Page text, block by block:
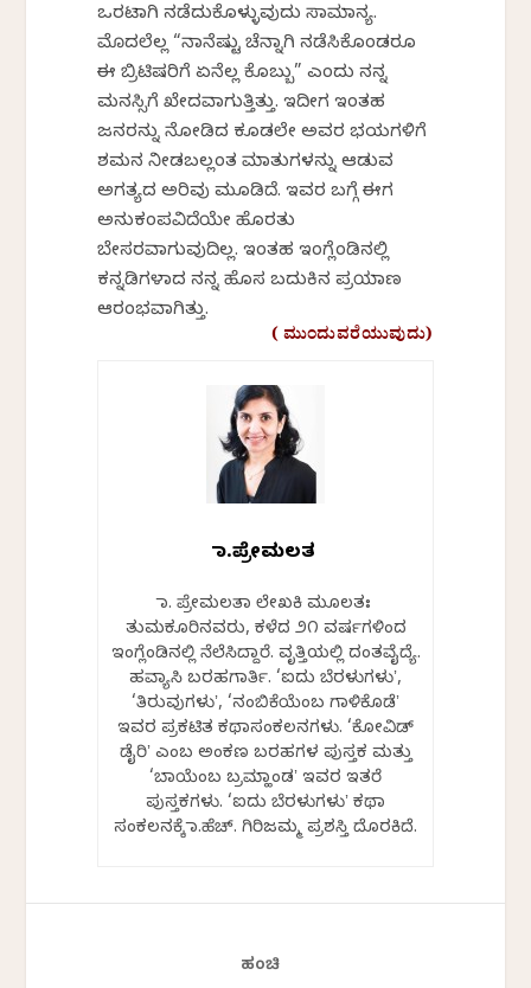
ಒರಟಾಗಿ ನಡೆದುಕೊಳ್ಳುವುದು ಸಾಮಾನ್ಯ.
ಮೊದಲೆಲ್ಲ “ನಾನೆಷ್ಟು ಚೆನ್ನಾಗಿ ನಡೆಸಿಕೊಂಡರೂ
ಈ ಬ್ರಿಟಿಷರಿಗೆ ಏನೆಲ್ಲ ಕೊಬ್ಬು” ಎಂದು ನನ್ನ
ಮನಸ್ಸಿಗೆ ಖೇದವಾಗುತ್ತಿತ್ತು. ಇದೀಗ ಇಂತಹ
ಜನರನ್ನು ನೋಡಿದ ಕೂಡಲೇ ಅವರ ಭಯಗಳಿಗೆ
ಶಮನ ನೀಡಬಲ್ಲಂತ ಮಾತುಗಳನ್ನು ಆಡುವ
ಅಗತ್ಯದ ಅರಿವು ಮೂಡಿದೆ. ಇವರ ಬಗ್ಗೆ ಈಗ
ಅನುಕಂಪವಿದೆಯೇ ಹೊರತು
ಬೇಸರವಾಗುವುದಿಲ್ಲ. ಇಂತಹ ಇಂಗ್ಲೆಂಡಿನಲ್ಲಿ
ಕನ್ನಡಿಗಳಾದ ನನ್ನ ಹೊಸ ಬದುಕಿನ ಪ್ರಯಾಣ
ಆರಂಭವಾಗಿತ್ತು.
( ಮುಂದುವರೆಯುವುದು)
ಡಾ.ಪ್ರೇಮಲತ
ಡಾ. ಪ್ರೇಮಲತಾ ಲೇಖಕಿ ಮೂಲತಃ
ತುಮಕೂರಿನವರು, ಕಳೆದ ೨೧ ವರ್ಷಗಳಿಂದ
ಇಂಗ್ಲೆಂಡಿನಲ್ಲಿ ನೆಲೆಸಿದ್ದಾರೆ. ವೃತ್ತಿಯಲ್ಲಿ ದಂತವೈದ್ಯೆ.
ಹವ್ಯಾಸಿ ಬರಹಗಾರ್ತಿ. ‘ಐದು ಬೆರಳುಗಳುʼ,
‘ತಿರುವುಗಳುʼ, ‘ನಂಬಿಕೆಯೆಂಬ ಗಾಳಿಕೊಡೆʼ
ಇವರ ಪ್ರಕಟಿತ ಕಥಾಸಂಕಲನಗಳು. ‘ಕೋವಿಡ್‌
ಡೈರಿʼ ಎಂಬ ಅಂಕಣ ಬರಹಗಳ ಪುಸ್ತಕ ಮತ್ತು
‘ಬಾಯೆಂಬ ಬ್ರಮ್ಹಾಂಡʼ ಇವರ ಇತರೆ
ಪುಸ್ತಕಗಳು. ‘ಐದು ಬೆರಳುಗಳುʼ ಕಥಾ
ಸಂಕಲನಕ್ಕೆ ಡಾ.ಹೆಚ್. ಗಿರಿಜಮ್ಮ ಪ್ರಶಸ್ತಿ ದೊರಕಿದೆ.
ಹಂಚಿ